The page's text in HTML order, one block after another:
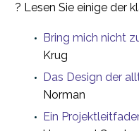
? Lesen Sie einige der
Bring mich nicht
Krug
Das Design der
Norman
Ein